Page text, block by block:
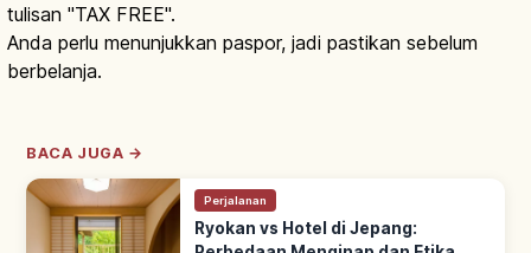
tulisan "TAX FREE".
Anda perlu menunjukkan paspor, jadi pastikan sebelum
berbelanja.
BACA JUGA →
Perjalanan
Ryokan vs Hotel di Jepang: